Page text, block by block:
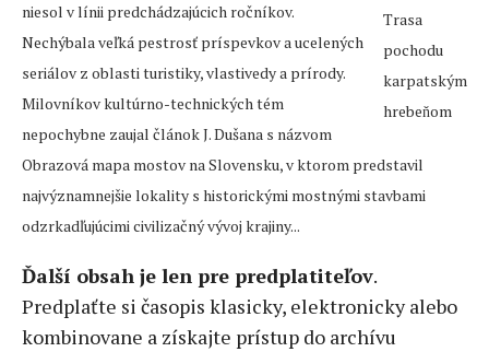
Trasa
pochodu
karpatským
hrebeňom
niesol v línii predchádzajúcich ročníkov.
Nechýbala veľká pestrosť príspevkov a ucelených
seriálov z oblasti turistiky, vlastivedy a prírody.
Milovníkov kultúrno-technických tém
nepochybne zaujal článok J. Dušana s názvom
Obrazová mapa mostov na Slovensku, v ktorom predstavil
najvýznamnejšie lokality s historickými mostnými stavbami
odzrkadľujúcimi civilizačný vývoj krajiny...
Ďalší obsah je len pre predplatiteľov.
Predplaťte si časopis klasicky, elektronicky alebo
kombinovane a získajte prístup do archívu